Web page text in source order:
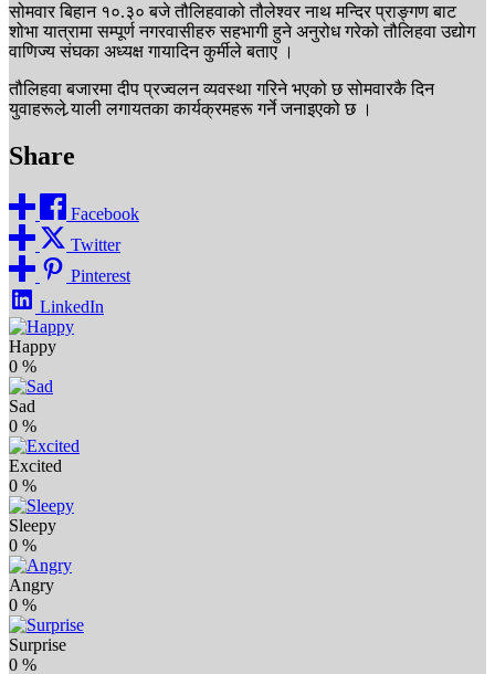
सोमवार बिहान १०.३० बजे तौलिहवाको तौलेश्वर नाथ मन्दिर प्राङ्गण बाट
शोभा यात्रामा सम्पूर्ण नगरवासीहरु सहभागी हुने अनुरोध गरेको तौलिहवा उद्योग
वाणिज्य संघका अध्यक्ष गायादिन कुर्मीले बताए ।
तौलिहवा बजारमा दीप प्रज्वलन व्यवस्था गरिने भएको छ सोमवारकै दिन
युवाहरूले र्‍याली लगायतका कार्यक्रमहरू गर्ने जनाइएको छ ।
Share
Facebook
Twitter
Pinterest
LinkedIn
Happy
0 %
Sad
0 %
Excited
0 %
Sleepy
0 %
Angry
0 %
Surprise
0 %